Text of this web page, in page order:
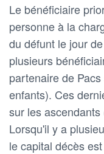
Le bénéficiaire
personne à la
du défunt le jour
plusieurs
partenaire de
enfants). Ces
sur les
Lorsqu'il y a
le capital décès